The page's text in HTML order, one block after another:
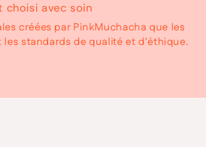
choisi avec soin
créées par PinkMuchacha que les
standards de qualité et d'éthique.